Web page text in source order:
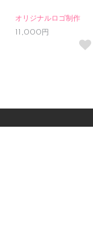
オリジナルロゴ制作
11,000円